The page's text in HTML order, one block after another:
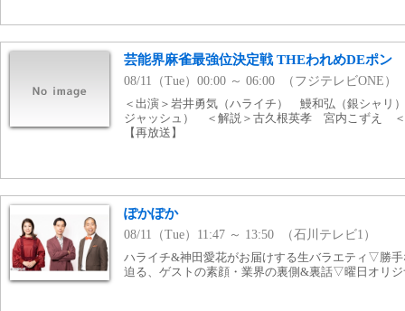
芸能界麻雀最強位決定戦 THEわれめDEポン
08/11（Tue）00:00 ～ 06:00 （フジテレビONE）
＜出演＞岩井勇気（ハライチ） 鰻和弘（銀シャ
ジャッシュ） ＜解説＞古久根英孝 宮内こずえ ＜
【再放送】
ぽかぽか
08/11（Tue）11:47 ～ 13:50 （石川テレビ1）
ハライチ&神田愛花がお届けする生バラエティ▽勝
迫る、ゲストの素顔・業界の裏側&裏話▽曜日オリ